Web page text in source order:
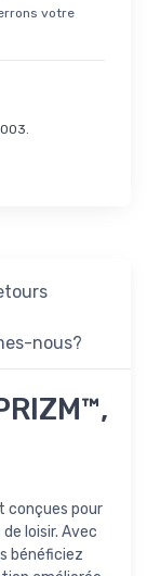
votre
nous?
conçues pour
loisir. Avec
bénéficiez